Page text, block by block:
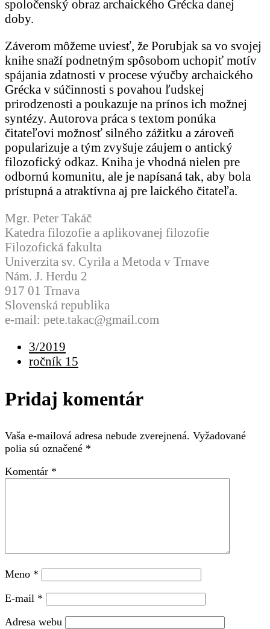
spoločenský obraz archaického Grécka danej
doby.
Záverom môžeme uviesť, že Porubjak sa vo svojej
knihe snaží podnetným spôsobom uchopiť motív
spájania zdatnosti v procese výučby archaického
Grécka v súčinnosti s povahou ľudskej
prirodzenosti a poukazuje na prínos ich možnej
syntézy. Autorova práca s textom ponúka
čitateľovi možnosť silného zážitku a zároveň
popularizuje a tým zvyšuje záujem o antický
filozofický odkaz. Kniha je vhodná nielen pre
odbornú komunitu, ale je napísaná tak, aby bola
prístupná a atraktívna aj pre laického čitateľa.
Mgr. Peter Takáč
Katedra filozofie a aplikovanej filozofie
Filozofická fakulta
Univerzita sv. Cyrila a Metoda v Trnave
Nám. J. Herdu 2
917 01 Trnava
Slovenská republika
e-mail: pete.takac@gmail.com
3/2019
ročník 15
Pridaj komentár
Vaša e-mailová adresa nebude zverejnená. Vyžadované
polia sú označené *
Komentár *
Meno *
E-mail *
Adresa webu